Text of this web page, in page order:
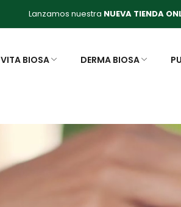
Lanzamos nuestra NUEVA TIENDA
VITA BIOSA DERMA BIOSA